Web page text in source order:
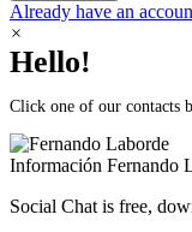
Already have an
×
Hello!
Click one of our contacts
Información Fernando
Social Chat is free,